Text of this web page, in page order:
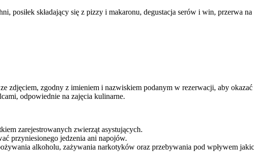
posiłek składający się z pizzy i makaronu, degustacja serów i win, przerwa
zdjęciem, zgodny z imieniem i nazwiskiem podanym w rezerwacji, aby
odpowiednie na zajęcia kulinarne.
zarejestrowanych zwierząt asystujących.
przyniesionego jedzenia ani napojów.
alkoholu, zażywania narkotyków oraz przebywania pod wpływem